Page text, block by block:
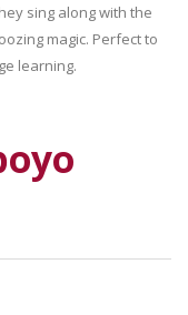
sing along with the
magic. Perfect to
learning.